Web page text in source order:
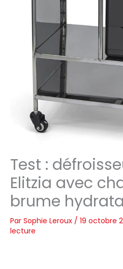
Test :
Elitzia avec
brume
Par Sophie Leroux / 19 octobre
lecture